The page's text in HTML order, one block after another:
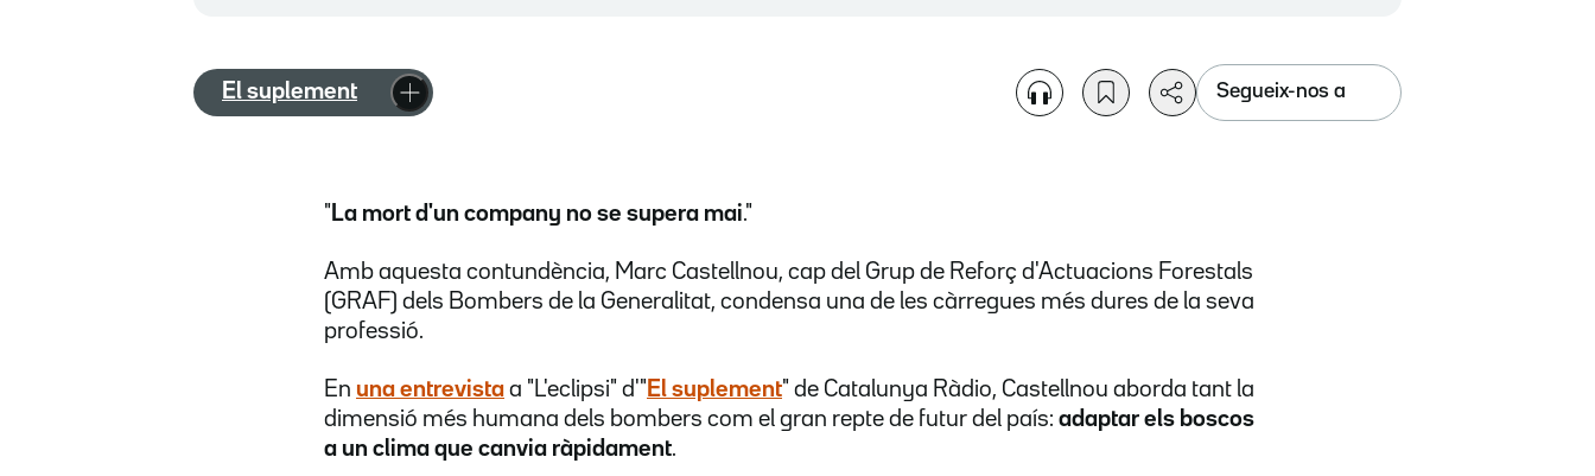
El suplement Segueix-nos a
" La mort d'un company no se supera mai."
Amb aquesta contundència, Marc Castellnou, cap del Grup de Reforç d'Actuacions Forestals
(GRAF) dels Bombers de la Generalitat, condensa una de les càrregues més dures de la seva
professió.
En una entrevista a "L'eclipsi" d'" El suplement" de Catalunya Ràdio, Castellnou aborda tant la
dimensió més humana dels bombers com el gran repte de futur del país: adaptar els boscos
a un clima que canvia ràpidament.